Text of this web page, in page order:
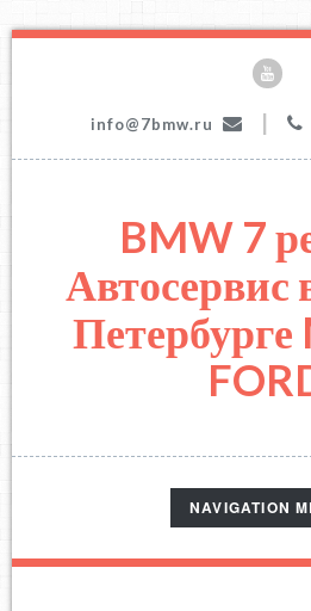
info@7bmw.ru
BMW 7
Автосервис
TOGGLE
NAVIGATION
NAVIGATION